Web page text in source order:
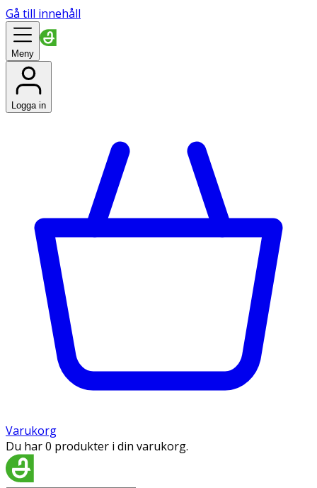
Gå till innehåll
Meny
Logga in
Varukorg
Du har 0 produkter i din varukorg.